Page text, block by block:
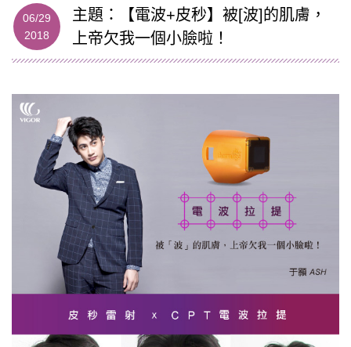
醫美微整
雷射光療
微針電波
Ulthera美國音波
Discovery pico皮秒雷射
miraDry多汗症
Pro U雷射
飛梭雷射
電波拉提
除毛亞歷山大雷射
淨膚雷射
Ultra pulse雷射
06/29
2018
主題：【電波+皮秒】被[波]的肌膚，
上帝欠我一個小臉啦！